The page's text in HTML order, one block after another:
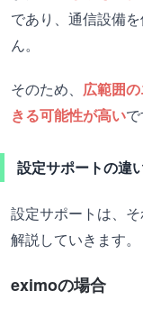
であり、通信設備
ん。
そのため、 広範囲
きる可能性が高いで
設定サポートの違
設定サポートは、
解説していきます。
eximoの場合